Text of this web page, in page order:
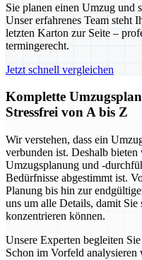
Sie planen einen Umzug und
Unser erfahrenes Team steht
letzten Karton zur Seite –
termingerecht.
Jetzt schnell vergleichen
Komplette
Stressfrei von A bis Z
Wir verstehen, dass ein
verbunden ist. Deshalb
Umzugsplanung und -
Bedürfnisse abgestimmt ist.
Planung bis hin zur
uns um alle Details, damit Sie
konzentrieren können.
Unsere Experten begleiten
Schon im Vorfeld